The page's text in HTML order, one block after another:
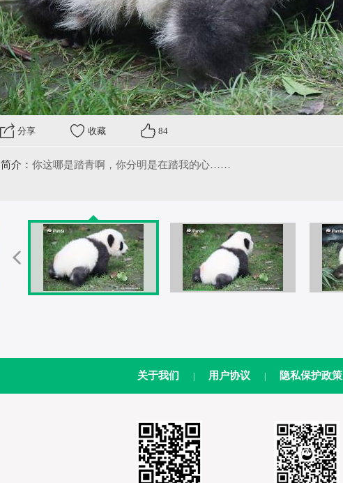
分享 收藏 84
简介： 你这哪是踏青啊，你分明是在踏我的心……
关于我们 用户协议 隐私保护政策